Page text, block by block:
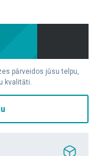
pārveidos jūsu telpu,
kvalitāti.